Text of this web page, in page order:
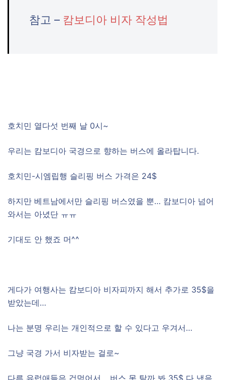
참고 – 캄보디아 비자 작성법
호치민 열다섯 번째 날 0시~
우리는 캄보디아 국경으로 향하는 버스에 올라탑니다.
호치민-시엠립행 슬리핑 버스 가격은 24$
하지만 베트남에서만 슬리핑 버스였을 뿐… 캄보디아 넘어
와서는 아녔단 ㅠㅠ
기대도 안 했죠 머^^
게다가 여행사는 캄보디아 비자피까지 해서 추가로 35$을
받았는데…
나는 분명 우리는 개인적으로 할 수 있다고 우겨서…
그냥 국경 가서 비자받는 걸로~
다른 유럽애들은 겁먹어서… 버스 못 탈까 봐 35$ 다 냈음